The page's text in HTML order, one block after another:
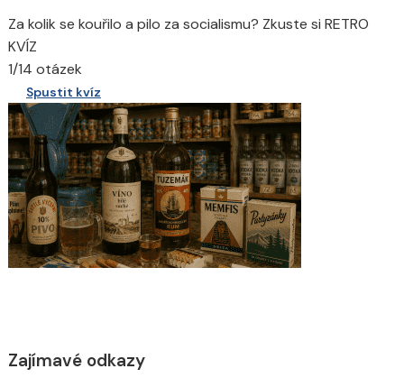
Za kolik se kouřilo a pilo za socialismu? Zkuste si RETRO
KVÍZ
1/14 otázek
Spustit kvíz
Zajímavé odkazy